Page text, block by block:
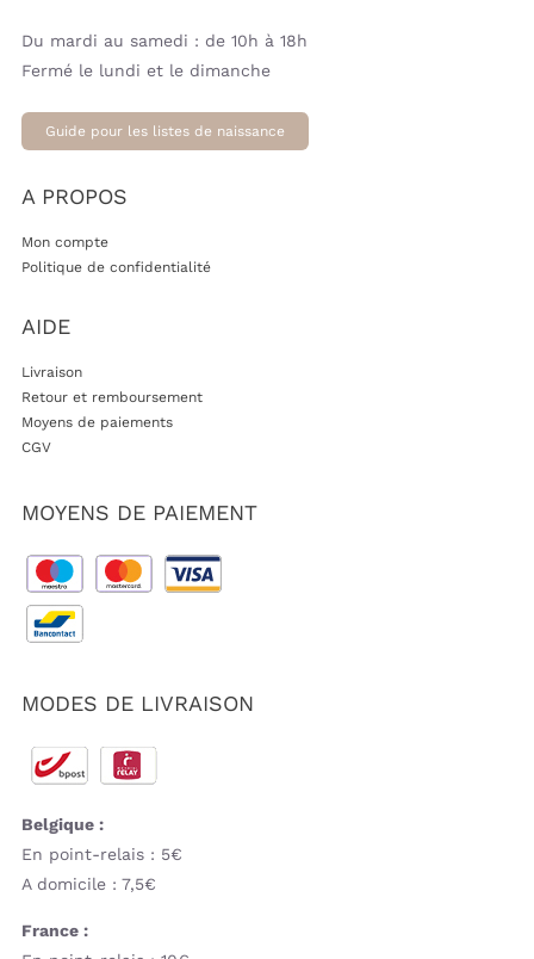
Du mardi au samedi : de 10h à 18h
Fermé le lundi et le dimanche
Guide pour les listes de naissance
A PROPOS
Mon compte
Politique de confidentialité
AIDE
Livraison
Retour et remboursement
Moyens de paiements
CGV
MOYENS DE PAIEMENT
MODES DE LIVRAISON
Belgique :
En point-relais : 5€
A domicile : 7,5€
France :